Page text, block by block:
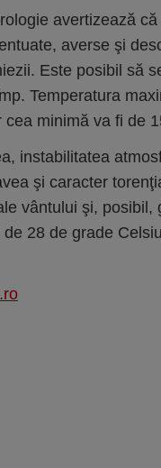
avertizează
averse şi
Este posibil să
Temperatura
minimă va fi de
instabilitatea
şi caracter
vântului şi, posibil,
28 de grade